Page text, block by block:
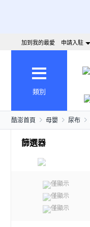
加到我的最愛 申請入駐
類別
酷澎首頁 母嬰 尿布
篩選器
僅顯示
僅顯示
僅顯示